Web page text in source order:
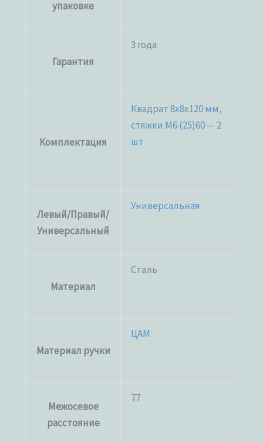
упаковке
Гарантия
3 года
Комплектация
Квадрат 8x8x120 мм,
стяжки M6 (25)60 — 2
шт
Левый/Правый/
Универсальный
Универсальная
Материал
Сталь
Материал ручки
ЦАМ
Межосевое
расстояние
77